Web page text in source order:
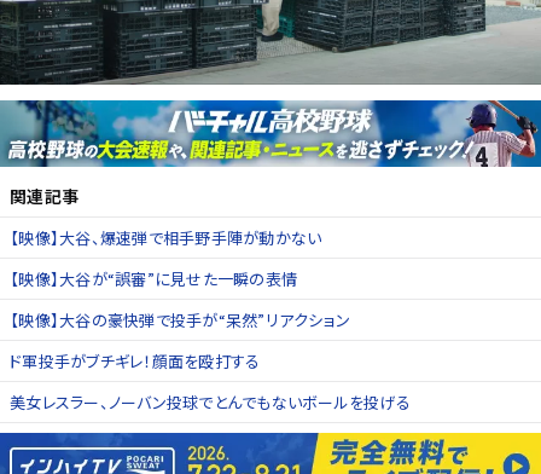
関連記事
【映像】大谷、爆速弾で相手野手陣が動かない
【映像】大谷が“誤審”に見せた一瞬の表情
【映像】大谷の豪快弾で投手が“呆然”リアクション
ド軍投手がブチギレ！顔面を殴打する
美女レスラー、ノーバン投球でとんでもないボールを投げる